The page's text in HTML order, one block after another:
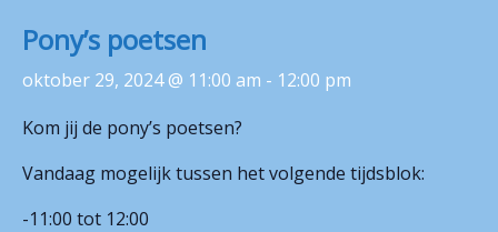
Feest op de boerderij
Activiteiten
Stichting
Contact
Pony’s poetsen
oktober 29, 2024 @ 11:00 am - 12:00 pm
Kom jij de pony’s poetsen?
Vandaag mogelijk tussen het volgende tijdsblok:
-11:00 tot 12:00